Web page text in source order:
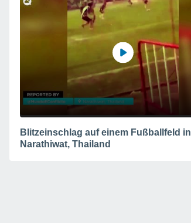
Blitzeinschlag auf einem Fußballfeld in
Narathiwat, Thailand